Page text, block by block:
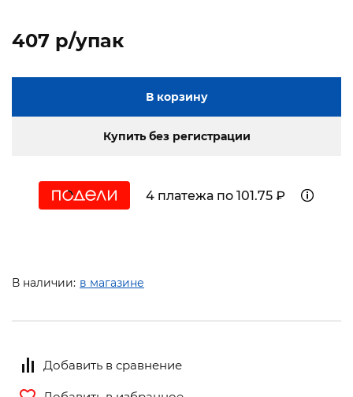
407 p/упак
В корзину
Купить без регистрации
4 платежа по 101.75 ₽
В наличии: в магазине
Добавить в сравнение